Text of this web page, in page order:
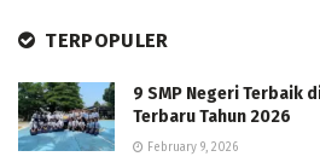
TERPOPULER
9 SMP Negeri Terbaik
Terbaru Tahun 2026
February 9, 2026